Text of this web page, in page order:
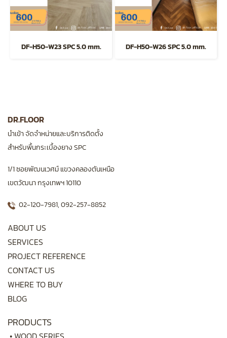
DF-H50-W23 SPC 5.0 mm. DF-H50-W26 SPC 5.0 mm.
DR.FLOOR
นำเข้า จัดจำหน่ายและบริการติดตั้ง
สำหรับพื้นกระเบื้องยาง SPC
1/1 ซอยพัฒนเวศม์ แขวงคลองตันเหนือ
เขตวัฒนา กรุงเทพฯ 10110
02-120-7981,092-257-8852
ABOUT US
SERVICES
PROJECT REFERENCE
CONTACT US
WHERE TO BUY
BLOG
PRODUCTS